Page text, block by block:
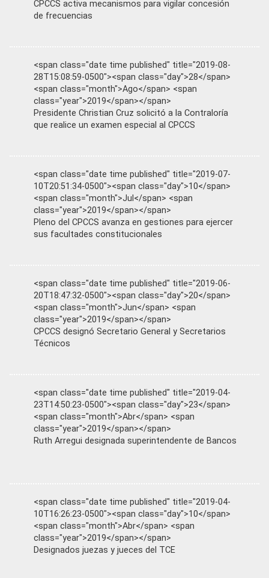
CPCCS activa mecanismos para vigilar concesión
de frecuencias
<span class="date time published" title="2019-08-
28T15:08:59-0500"><span class="day">28</span>
<span class="month">Ago</span> <span
class="year">2019</span></span>
Presidente Christian Cruz solicitó a la Contraloría
que realice un examen especial al CPCCS
<span class="date time published" title="2019-07-
10T20:51:34-0500"><span class="day">10</span>
<span class="month">Jul</span> <span
class="year">2019</span></span>
Pleno del CPCCS avanza en gestiones para ejercer
sus facultades constitucionales
<span class="date time published" title="2019-06-
20T18:47:32-0500"><span class="day">20</span>
<span class="month">Jun</span> <span
class="year">2019</span></span>
CPCCS designó Secretario General y Secretarios
Técnicos
<span class="date time published" title="2019-04-
23T14:50:23-0500"><span class="day">23</span>
<span class="month">Abr</span> <span
class="year">2019</span></span>
Ruth Arregui designada superintendente de Bancos
<span class="date time published" title="2019-04-
10T16:26:23-0500"><span class="day">10</span>
<span class="month">Abr</span> <span
class="year">2019</span></span>
Designados juezas y jueces del TCE